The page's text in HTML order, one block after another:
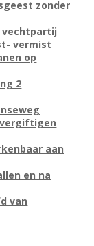
zonder
vechtpartij
vermist
op
2
aan
en na
van